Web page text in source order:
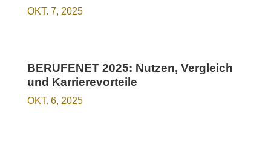
OKT. 7, 2025
BERUFENET 2025: Nutzen, Vergleich
und Karrierevorteile
OKT. 6, 2025